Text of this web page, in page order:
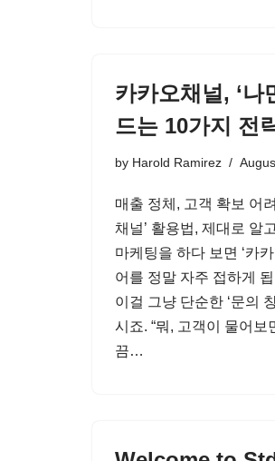
카카오채널, ‘나
드는 10가지 전
by Harold Ramirez
매출 정체, 고객 확보 어
채널’ 활용법, 제대로 알
마케팅을 하다 보면 ‘카
어를 정말 자주 접하게
이걸 그냥 단순한 ‘문의
시죠. “뭐, 고객이 물어보
끔…